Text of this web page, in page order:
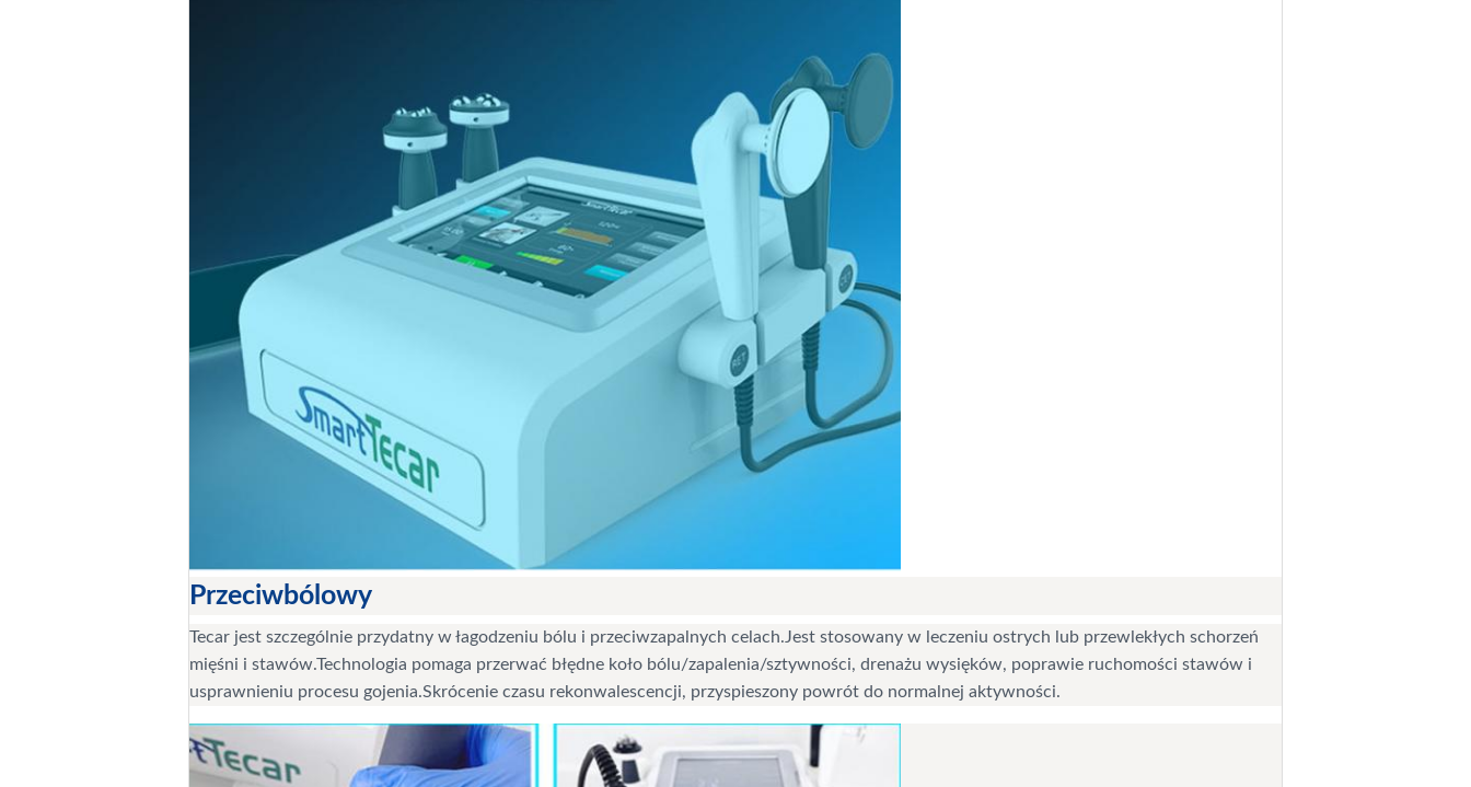
Przeciwbólowy
Tecar jest szczególnie przydatny w łagodzeniu bólu i przeciwzapalnych celach.Jest stosowany w leczeniu ostrych lub przewlekłych schorzeń
mięśni i stawów.Technologia pomaga przerwać błędne koło bólu/zapalenia/sztywności, drenażu wysięków, poprawie ruchomości stawów i
usprawnieniu procesu gojenia.Skrócenie czasu rekonwalescencji, przyspieszony powrót do normalnej aktywności.